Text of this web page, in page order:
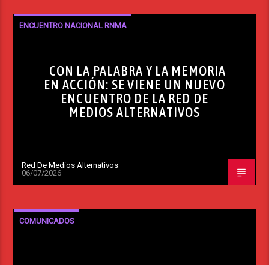
ENCUENTRO NACIONAL RNMA
CON LA PALABRA Y LA MEMORIA
EN ACCIÓN: SE VIENE UN NUEVO
ENCUENTRO DE LA RED DE
MEDIOS ALTERNATIVOS
Red De Medios Alternativos
06/07/2026
COMUNICADOS